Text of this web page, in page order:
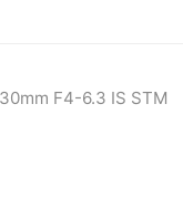
F4-6.3 IS STM